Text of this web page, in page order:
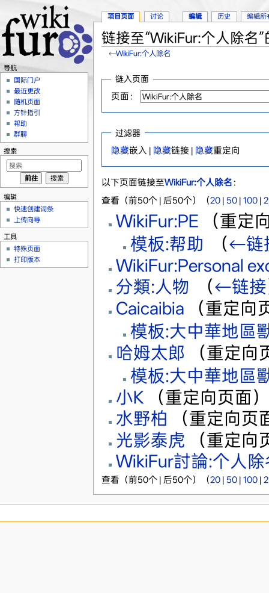
链接至“WikiFur:个人除名
←WikiFur:个人除名
链入页面
页面：
过滤器
隐藏嵌入 | 隐藏链接 | 隐藏重定向
以下页面链接至WikiFur:个人除名 ：
查看（前50个 | 后50个）（20| 50| 100|
WikiFur:PE （重定
模板:帮助
（←链
WikiFur:Personal
分類:人物
（←链接
Caicaibia （重定向
模板:大中華地區
哈姆太郎 （重定向
模板:大中華地區
小K （重定向页面
水野柏 （重定向页
光影泰虎 （重定向
WikiFur討論:个人除
查看（前50个 | 后50个）（20| 50| 100|
项目页面 讨论 编辑 历史 编辑所
导航
国际门户
最近更改
随机页面
方针指引
帮助
群聊
搜索
编辑
快速创建词条
上传向导
工具
特殊页面
打印版本